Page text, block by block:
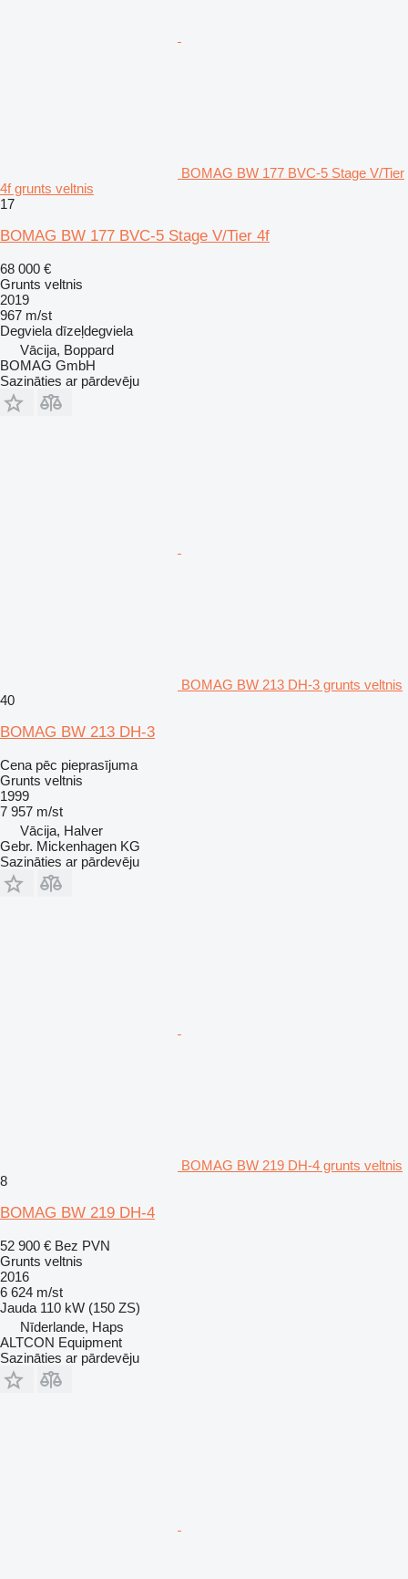
BOMAG BW 177 BVC-5 Stage V/Tier
4f grunts veltnis
17
BOMAG BW 177 BVC-5 Stage V/Tier 4f
68 000 €
Grunts veltnis
2019
967 m/st
Degviela dīzeļdegviela
Vācija, Boppard
BOMAG GmbH
Sazināties ar pārdevēju
BOMAG BW 213 DH-3 grunts veltnis
40
BOMAG BW 213 DH-3
Cena pēc pieprasījuma
Grunts veltnis
1999
7 957 m/st
Vācija, Halver
Gebr. Mickenhagen KG
Sazināties ar pārdevēju
BOMAG BW 219 DH-4 grunts veltnis
8
BOMAG BW 219 DH-4
52 900 € Bez PVN
Grunts veltnis
2016
6 624 m/st
Jauda 110 kW (150 ZS)
Nīderlande, Haps
ALTCON Equipment
Sazināties ar pārdevēju